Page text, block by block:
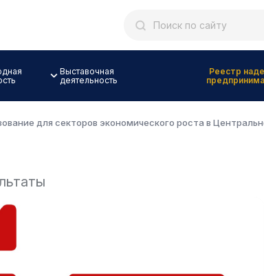
Выставочная
деятельность
Реестр
для секторов экономического роста в